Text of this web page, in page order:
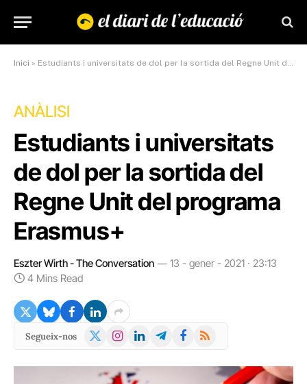
Inici » Estudiants i universitats de dol per la sortida del Regne Unit del programa Erasmus+
ANÀLISI
Estudiants i universitats
de dol per la sortida del
Regne Unit del programa
Erasmus+
Eszter Wirth - The Conversation
13 - gener - 2021 · 23:13
4 Mins Read
Segueix-nos
X
Instagram
LinkedInTelegramFacebook
RSS